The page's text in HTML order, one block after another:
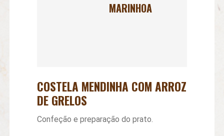
MARINHOA
COSTELA MENDINHA COM ARROZ
DE GRELOS
Confeção e preparação do prato.